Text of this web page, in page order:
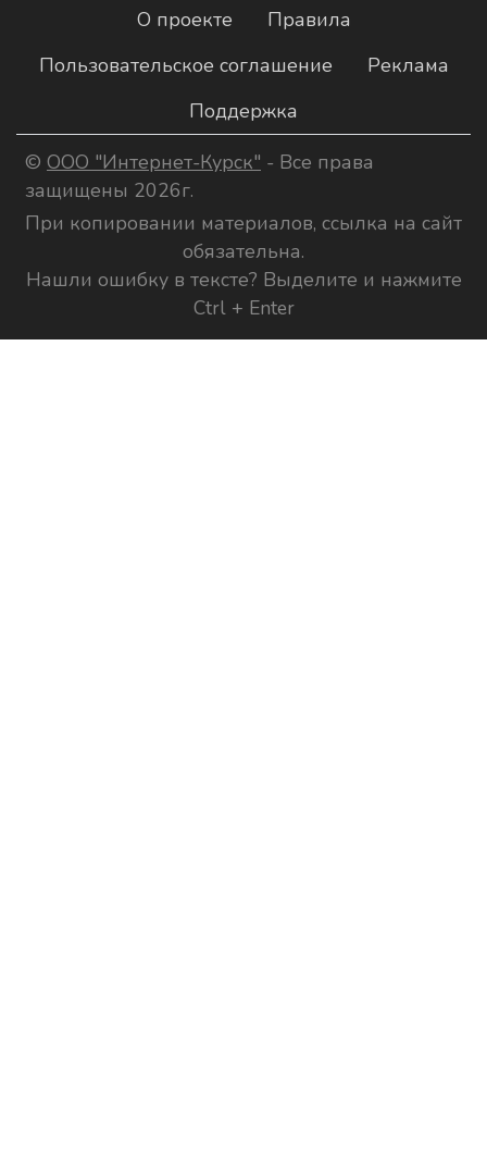
О проекте
Правила
Пользовательское соглашение
Реклама
Поддержка
© ООО "Интернет-Курск" - Все права
защищены 2026г.
При копировании материалов, ссылка на сайт
обязательна.
Нашли ошибку в тексте? Выделите и нажмите
Ctrl + Enter